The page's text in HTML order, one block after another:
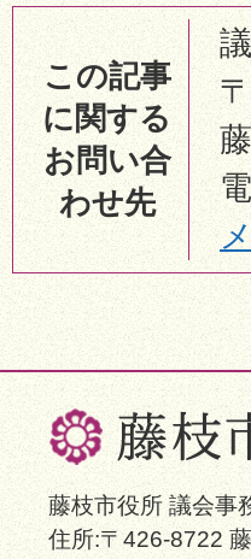
この記事
に関する
お問い合
わせ先
藤枝市役所 議会事
住所:〒426-8722